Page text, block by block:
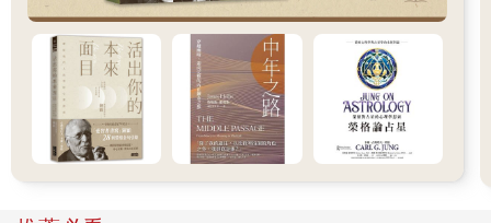
苦了！對待我們的生命與情愛也是這樣的。
苦難和創痛讓你消沉、頹廢，有時甚至會使你想到了自殺，
但當你咬緊牙關挺過來的時候，你會感到全世界都在友好地向你
微笑。你用你的經歷向世人闡明了自己。這同品嘗咖啡一模一
樣，而相比之下，歡娛是多麼的短暫和淺薄，彷彿池塘裏的蜻蜒
點水、浮光掠影，不曾留下絲毫的痕跡。
苦瓜是苦的，人們卻愛吃它；良藥是苦的，人們卻離不開
它。